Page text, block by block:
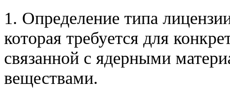
1. Определение типа
которая требуется для
связанной с ядерными
веществами.